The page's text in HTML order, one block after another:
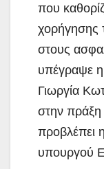
που
χορήγησης
στους
υπέγραψε η
Γιωργία
στην πράξη
προβλέπει
υπουργού